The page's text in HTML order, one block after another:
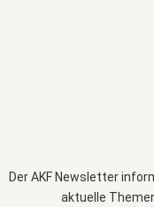
Der AKF Newsletter
aktuelle